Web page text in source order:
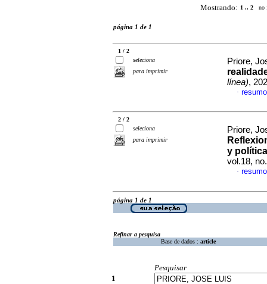
Mostrando: 1 .. 2 no
página 1 de 1
1 / 2
seleciona
para imprimir
Priore,
línea),
·
2 / 2
seleciona
para imprimir
Priore,
y
vol.18,
·
página 1 de 1
Refinar a pesquisa
Base de dados : article
Pesquisar
1